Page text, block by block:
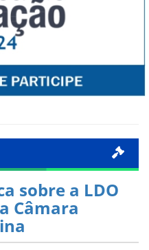
sobre a LDO
Câmara